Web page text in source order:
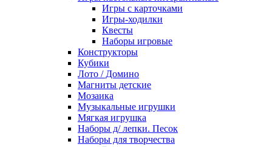
Игры с карточками
Игры-ходилки
Квесты
Наборы игровые
Конструкторы
Кубики
Лото / Домино
Магниты детские
Мозаика
Музыкальные игрушки
Мягкая игрушка
Наборы д/ лепки. Песок
Наборы для творчества